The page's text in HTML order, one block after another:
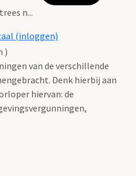
n...
(inloggen)
)
van de verschillende
Denk hierbij aan
hiervan: de